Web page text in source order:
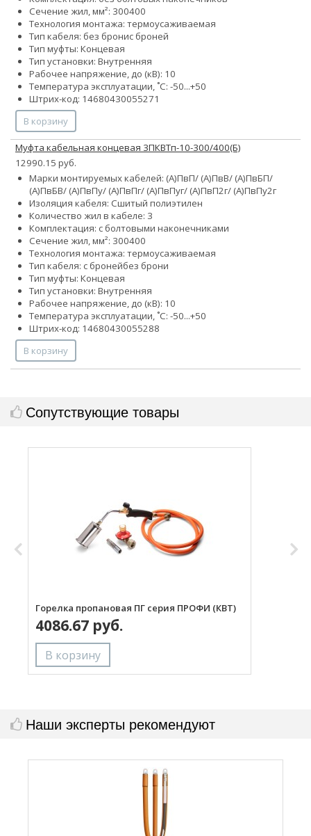
Сечение жил, мм²: 300400
Технология монтажа: термоусаживаемая
Тип кабеля: без бронис броней
Тип муфты: Концевая
Тип установки: Внутренняя
Рабочее напряжение, до (кВ): 10
Температура эксплуатации, ˚С: -50...+50
Штрих-код: 14680430055271
В корзину
Муфта кабельная концевая 3ПКВТп-10-300/400(Б)
12990.15 руб.
Марки монтируемых кабелей: (А)ПвП/ (А)ПвВ/ (А)ПвБП/
(А)ПвБВ/ (А)ПвПу/ (А)ПвПг/ (А)ПвПуг/ (А)ПвП2г/ (А)ПвПу2г
Изоляция кабеля: Сшитый полиэтилен
Количество жил в кабеле: 3
Комплектация: с болтовыми наконечниками
Сечение жил, мм²: 300400
Технология монтажа: термоусаживаемая
Тип кабеля: с бронейбез брони
Тип муфты: Концевая
Тип установки: Внутренняя
Рабочее напряжение, до (кВ): 10
Температура эксплуатации, ˚С: -50...+50
Штрих-код: 14680430055288
В корзину
Сопутствующие товары
Горелка пропановая ПГ серия ПРОФИ (КВТ)
4086.67 руб.
Наши эксперты рекомендуют